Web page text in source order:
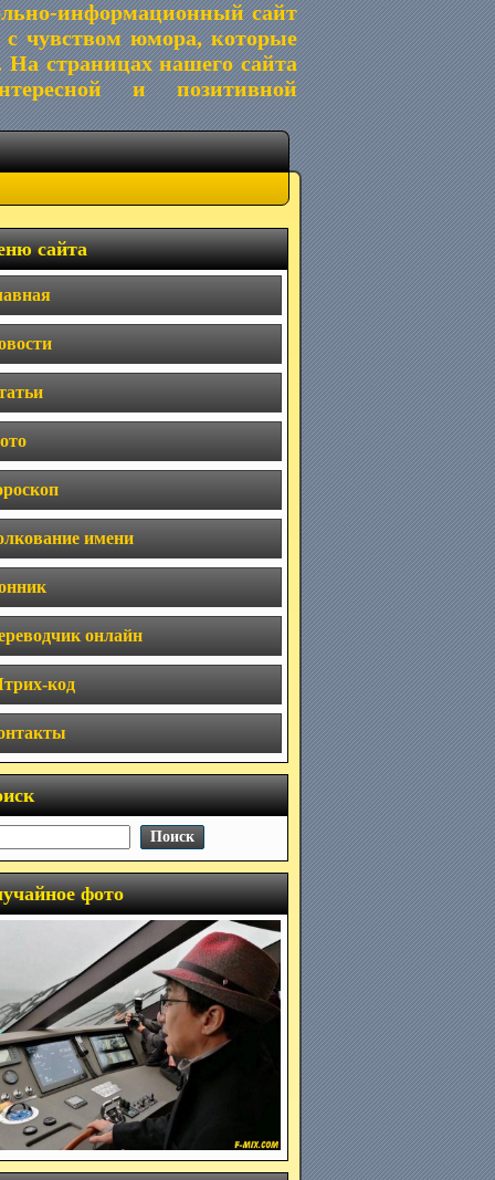
информационный сайт
чувством юмора, которые
страницах нашего сайта
и позитивной
сайта
имени
онлайн
код
фото